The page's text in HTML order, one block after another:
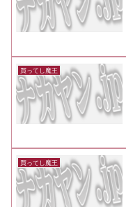
買ってし魔王
買ってし魔王